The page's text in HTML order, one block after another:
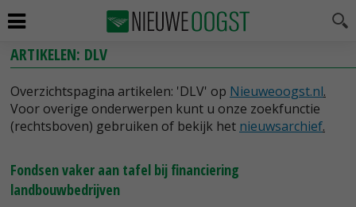
ARTIKELEN: DLV
Overzichtspagina artikelen: 'DLV' op Nieuweoogst.nl.
Voor overige onderwerpen kunt u onze zoekfunctie
(rechtsboven) gebruiken of bekijk het nieuwsarchief.
Fondsen vaker aan tafel bij financiering
landbouwbedrijven